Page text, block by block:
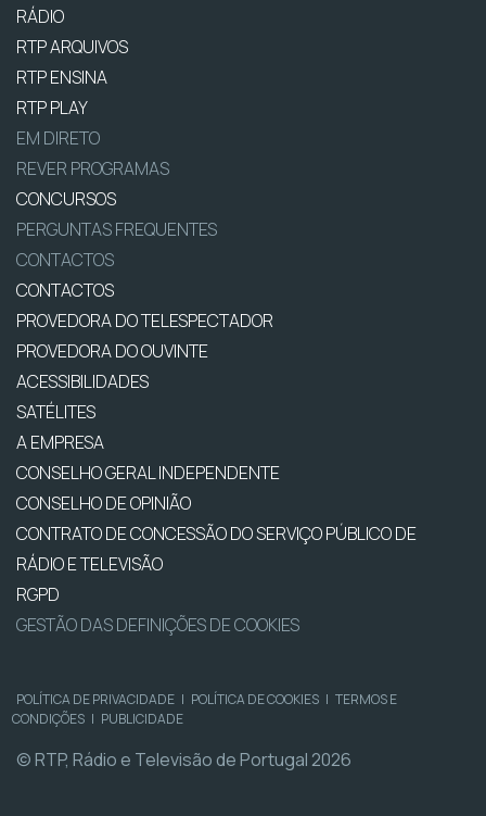
RÁDIO
RTP ARQUIVOS
RTP ENSINA
RTP PLAY
EM DIRETO
REVER PROGRAMAS
CONCURSOS
PERGUNTAS FREQUENTES
CONTACTOS
CONTACTOS
PROVEDORA DO TELESPECTADOR
PROVEDORA DO OUVINTE
ACESSIBILIDADES
SATÉLITES
A EMPRESA
CONSELHO GERAL INDEPENDENTE
CONSELHO DE OPINIÃO
CONTRATO DE CONCESSÃO DO SERVIÇO PÚBLICO DE
RÁDIO E TELEVISÃO
RGPD
GESTÃO DAS DEFINIÇÕES DE COOKIES
POLÍTICA DE PRIVACIDADE | POLÍTICA DE COOKIES | TERMOS E
CONDIÇÕES | PUBLICIDADE
© RTP, Rádio e Televisão de Portugal 2026